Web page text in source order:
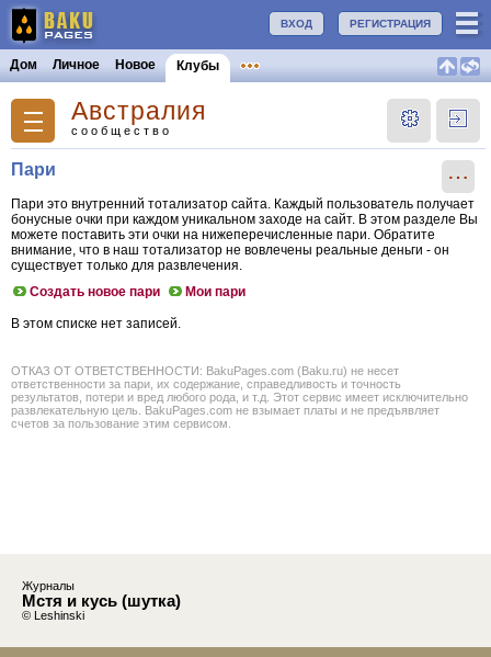
РЕГИСТРАЦИЯ
ВХОД
Дом Личное Новое Клубы
Австралия
сообщество
⋯
Пари
Пари это внутренний тотализатор сайта. Каждый пользователь получает
бонусные очки при каждом уникальном заходе на сайт. В этом разделе Вы
можете поставить эти очки на нижеперечисленные пари. Обратите
внимание, что в наш тотализатор не вовлечены реальные деньги - он
существует только для развлечения.
Создать новое пари
Мои пари
В этом списке нет записей.
ОТКАЗ ОТ ОТВЕТСТВЕННОСТИ: BakuPages.com (Baku.ru) не несет
ответственности за пари, их содержание, справедливость и точность
результатов, потери и вред любого рода, и т.д. Этот сервис имеет исключительно
развлекательную цель. BakuPages.com не взымает платы и не предъявляет
счетов за пользование этим сервисом.
Журналы
Мстя и кусь (шутка)
© Leshinski